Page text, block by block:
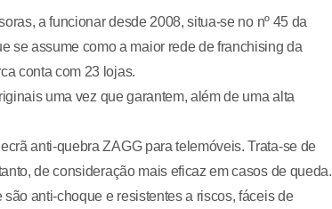
a funcionar desde 2008, situa-se no nº 45 da
se assume como a maior rede de franchising da
conta com 23 lojas.
uma vez que garantem, além de uma alta
anti-quebra ZAGG para telemóveis. Trata-se de
de consideração mais eficaz em casos de queda.
anti-choque e resistentes a riscos, fáceis de